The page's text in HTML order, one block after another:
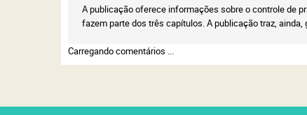
A publicação oferece informações sobre o controle de
fazem parte dos três capítulos. A publicação traz,
Carregando comentários ...